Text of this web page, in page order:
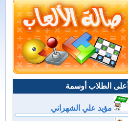
أعلى الطلاب أوسمة
مؤيد علي الشهراني